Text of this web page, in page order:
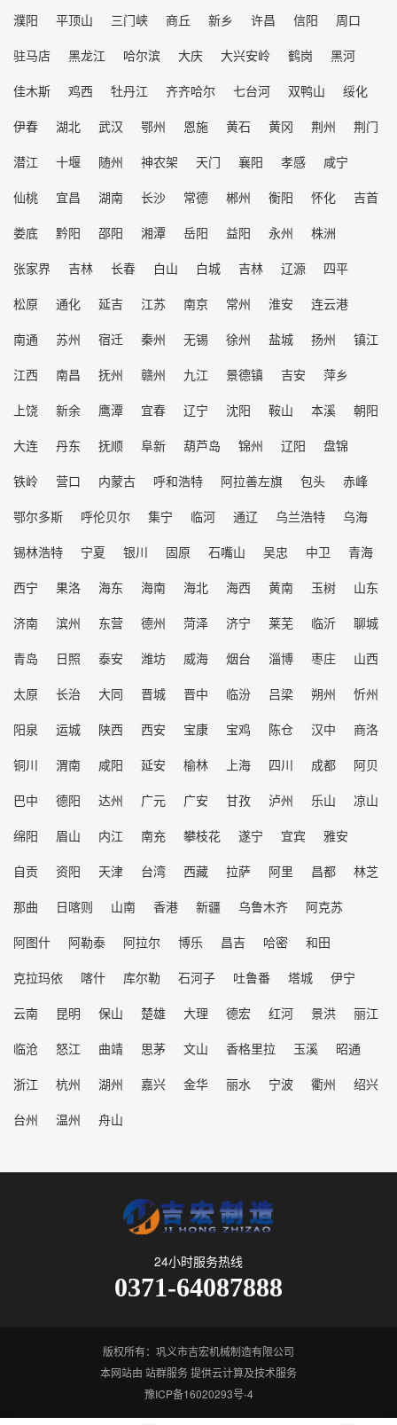
濮阳
平顶山 三门峡 商丘 新乡 许昌 信阳
周口
驻马店
黑龙江 哈尔滨 大庆 大兴安岭 鹤岗
黑河
佳木斯
鸡西 牡丹江 齐齐哈尔 七台河 双鸭山
绥化
伊春
湖北 武汉 鄂州 恩施 黄石 黄冈 荆州
荆门
潜江
十堰 随州 神农架 天门 襄阳 孝感
咸宁
仙桃
宜昌 湖南 长沙 常德 郴州 衡阳 怀化
吉首
娄底
黔阳 邵阳 湘潭 岳阳 益阳 永州
株洲
张家界
吉林 长春 白山 白城 吉林 辽源
四平
松原
通化 延吉 江苏 南京 常州 淮安
连云港
南通
苏州 宿迁 秦州 无锡 徐州 盐城 扬州
镇江
江西
南昌 抚州 赣州 九江 景德镇 吉安
萍乡
上饶
新余 鹰潭 宜春 辽宁 沈阳 鞍山 本溪
朝阳
大连
丹东 抚顺 阜新 葫芦岛 锦州 辽阳
盘锦
铁岭
营口 内蒙古 呼和浩特 阿拉善左旗 包头
赤峰
鄂尔多斯
呼伦贝尔 集宁 临河 通辽 乌兰浩特
乌海
锡林浩特
宁夏 银川 固原 石嘴山 吴忠 中卫
青海
西宁
果洛 海东 海南 海北 海西 黄南 玉树
山东
济南
滨州 东营 德州 菏泽 济宁 莱芜 临沂
聊城
青岛
日照 泰安 潍坊 威海 烟台 淄博 枣庄
山西
太原
长治 大同 晋城 晋中 临汾 吕梁 朔州
忻州
阳泉
运城 陕西 西安 宝康 宝鸡 陈仓 汉中
商洛
铜川
渭南 咸阳 延安 榆林 上海 四川 成都
阿贝
巴中
德阳 达州 广元 广安 甘孜 泸州 乐山
凉山
绵阳
眉山 内江 南充 攀枝花 遂宁 宜宾
雅安
自贡
资阳 天津 台湾 西藏 拉萨 阿里 昌都
林芝
那曲
日喀则 山南 香港 新疆 乌鲁木齐
阿克苏
阿图什
阿勒泰 阿拉尔 博乐 昌吉 哈密
和田
克拉玛依
喀什 库尔勒 石河子 吐鲁番 塔城
伊宁
云南
昆明 保山 楚雄 大理 德宏 红河 景洪
丽江
临沧
怒江 曲靖 思茅 文山 香格里拉 玉溪
昭通
浙江
杭州 湖州 嘉兴 金华 丽水 宁波 衢州
绍兴
台州
温州 舟山
24小时服务热线
0371-64087888
版权所有：巩义市吉宏机械制造有限公司
本网站由 站群服务提供云计算及技术服务
豫ICP备16020293号-4